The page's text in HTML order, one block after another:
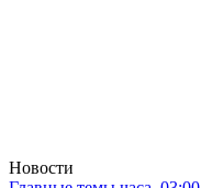
Новости